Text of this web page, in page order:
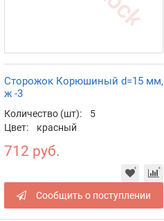
Сторожок Корюшиный d=15 мм,
ж -3
Количество (шт):
5
Цвет:
красный
712 руб.
Сообщить о поступлении